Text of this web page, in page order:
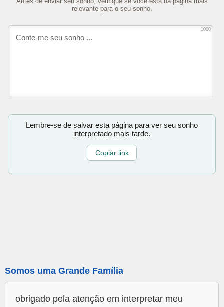
relevante para o seu sonho.
1000
Lembre-se de salvar esta página para ver seu sonho
interpretado mais tarde.
Copiar link
Somos uma Grande Família
obrigado pela atenção em interpretar meu